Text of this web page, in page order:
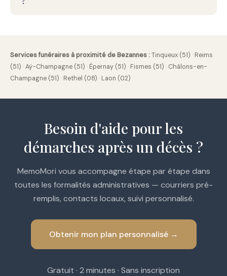
Services funéraires à proximité de Bezannes :Tinqueux (51) · Reims
(51) ·Aÿ-Champagne (51) · Épernay (51) · Fismes (51) · Châlons-en-
Champagne (51) · Rethel (08) · Laon (02)
Besoin d'aide pour les
démarches après un décès ?
MemoMori vous accompagne étape par étape dans
toutes les formalités administratives — courriers pré-
remplis, contacts locaux, suivi personnalisé.
Obtenir mon plan personnalisé →
Gratuit · 2 minutes · Sans inscription